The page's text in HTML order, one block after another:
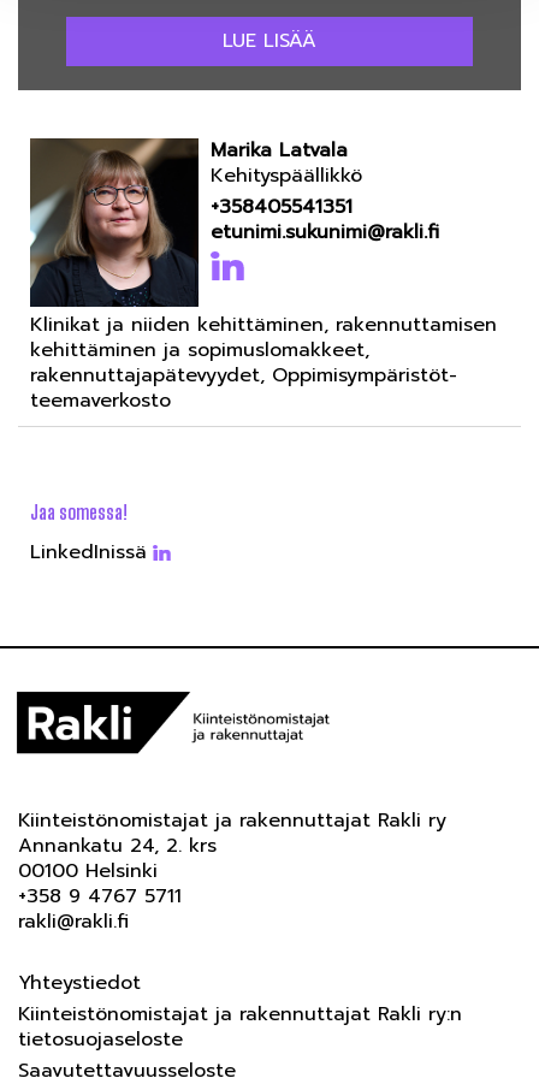
LUE LISÄÄ
Marika Latvala
Kehityspäällikkö
+358405541351
etunimi.sukunimi@rakli.fi
Klinikat ja niiden kehittäminen, rakennuttamisen
kehittäminen ja sopimuslomakkeet,
rakennuttajapätevyydet, Oppimisympäristöt-
teemaverkosto
Jaa somessa!
LinkedInissä
Kiinteistönomistajat ja rakennuttajat Rakli ry
Annankatu 24, 2. krs
00100 Helsinki
+358 9 4767 5711
rakli@rakli.fi
Yhteystiedot
Kiinteistönomistajat ja rakennuttajat Rakli ry:n
tietosuojaseloste
Saavutettavuusseloste